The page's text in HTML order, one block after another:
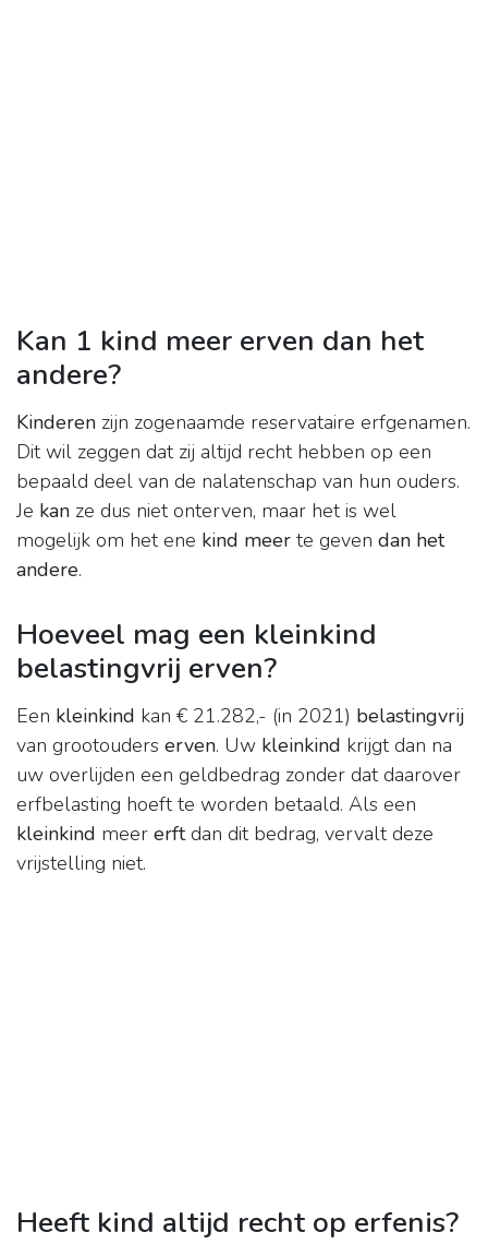
Kan 1 kind meer erven dan het
andere?
Kinderen zijn zogenaamde reservataire erfgenamen.
Dit wil zeggen dat zij altijd recht hebben op een
bepaald deel van de nalatenschap van hun ouders.
Je kan ze dus niet onterven, maar het is wel
mogelijk om het ene kind meer te geven dan het
andere.
Hoeveel mag een kleinkind
belastingvrij erven?
Een kleinkind kan € 21.282,- (in 2021) belastingvrij
van grootouders erven. Uw kleinkind krijgt dan na
uw overlijden een geldbedrag zonder dat daarover
erfbelasting hoeft te worden betaald. Als een
kleinkind meer erftdan dit bedrag, vervalt deze
vrijstelling niet.
Heeft kind altijd recht op erfenis?